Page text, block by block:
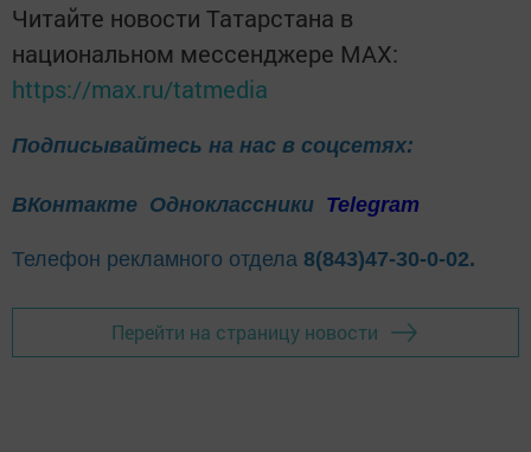
Читайте новости Татарстана в
национальном мессенджере MАХ:
https://max.ru/tatmedia
Подписывайтесь на нас в соцсетях:
ВКонтакте Одноклассники Telegram
Телефон рекламного отдела 8(843)47-30-0-02.
Перейти на страницу новости